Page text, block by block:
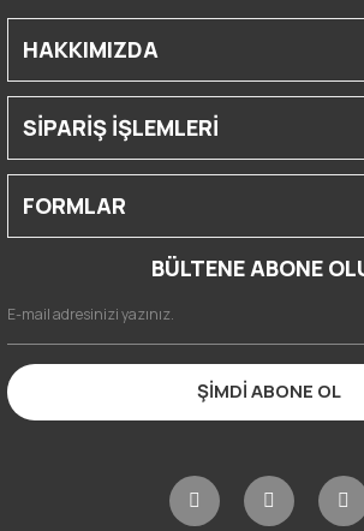
HAKKIMIZDA
SİPARİŞ İŞLEMLERİ
FORMLAR
BÜLTENE ABONE
ŞİMDİ ABONE OL